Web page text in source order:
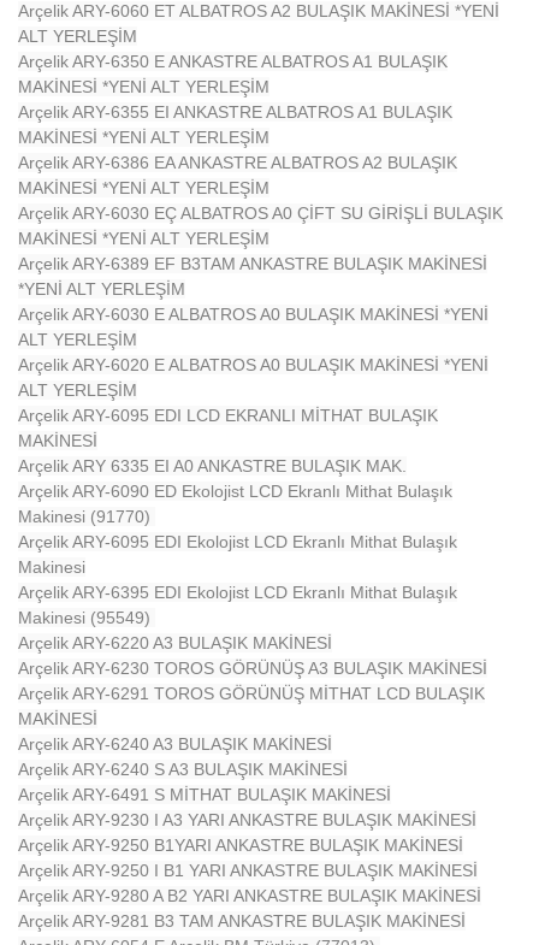
Arçelik ARY-6060 ET ALBATROS A2 BULAŞIK MAKİNESİ *YENİ
ALT YERLEŞİM
Arçelik ARY-6350 E ANKASTRE ALBATROS A1 BULAŞIK
MAKİNESİ *YENİ ALT YERLEŞİM
Arçelik ARY-6355 EI ANKASTRE ALBATROS A1 BULAŞIK
MAKİNESİ *YENİ ALT YERLEŞİM
Arçelik ARY-6386 EA ANKASTRE ALBATROS A2 BULAŞIK
MAKİNESİ *YENİ ALT YERLEŞİM
Arçelik ARY-6030 EÇ ALBATROS A0 ÇİFT SU GİRİŞLİ BULAŞIK
MAKİNESİ *YENİ ALT YERLEŞİM
Arçelik ARY-6389 EF B3TAM ANKASTRE BULAŞIK MAKİNESİ
*YENİ ALT YERLEŞİM
Arçelik ARY-6030 E ALBATROS A0 BULAŞIK MAKİNESİ *YENİ
ALT YERLEŞİM
Arçelik ARY-6020 E ALBATROS A0 BULAŞIK MAKİNESİ *YENİ
ALT YERLEŞİM
Arçelik ARY-6095 EDI LCD EKRANLI MİTHAT BULAŞIK
MAKİNESİ
Arçelik ARY 6335 EI A0 ANKASTRE BULAŞIK MAK.
Arçelik ARY-6090 ED Ekolojist LCD Ekranlı Mithat Bulaşık
Makinesi (91770)
Arçelik ARY-6095 EDI Ekolojist LCD Ekranlı Mithat Bulaşık
Makinesi
Arçelik ARY-6395 EDI Ekolojist LCD Ekranlı Mithat Bulaşık
Makinesi (95549)
Arçelik ARY-6220 A3 BULAŞIK MAKİNESİ
Arçelik ARY-6230 TOROS GÖRÜNÜŞ A3 BULAŞIK MAKİNESİ
Arçelik ARY-6291 TOROS GÖRÜNÜŞ MİTHAT LCD BULAŞIK
MAKİNESİ
Arçelik ARY-6240 A3 BULAŞIK MAKİNESİ
Arçelik ARY-6240 S A3 BULAŞIK MAKİNESİ
Arçelik ARY-6491 S MİTHAT BULAŞIK MAKİNESİ
Arçelik ARY-9230 I A3 YARI ANKASTRE BULAŞIK MAKİNESİ
Arçelik ARY-9250 B1YARI ANKASTRE BULAŞIK MAKİNESİ
Arçelik ARY-9250 I B1 YARI ANKASTRE BULAŞIK MAKİNESİ
Arçelik ARY-9280 A B2 YARI ANKASTRE BULAŞIK MAKİNESİ
Arçelik ARY-9281 B3 TAM ANKASTRE BULAŞIK MAKİNESİ